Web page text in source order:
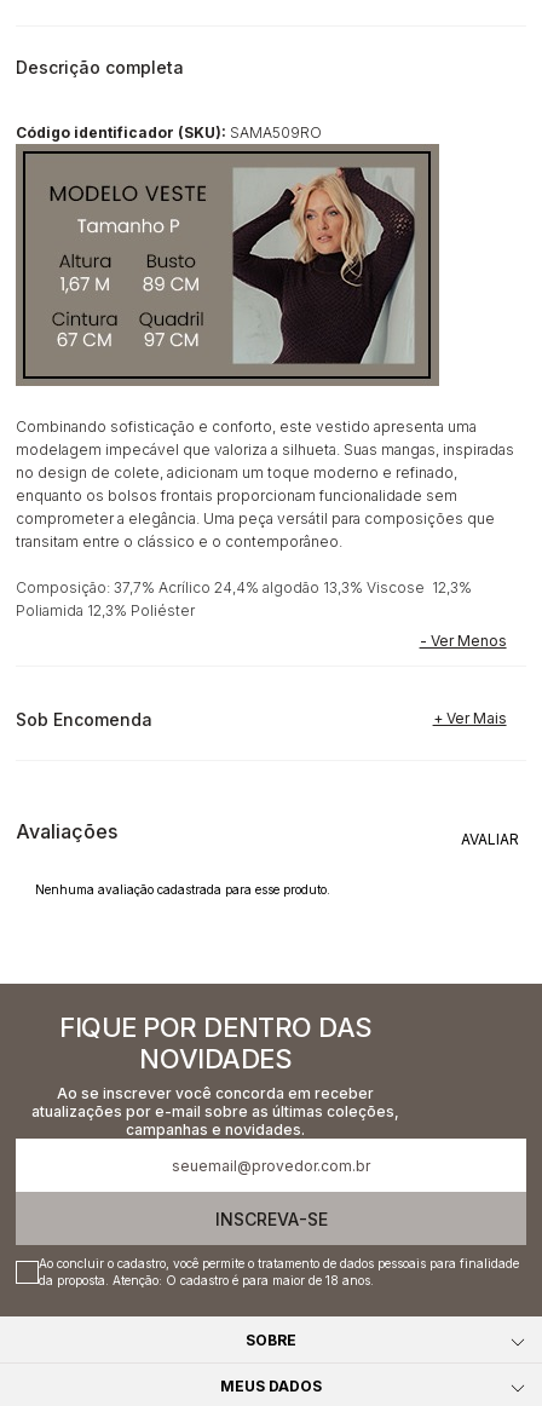
Descrição completa
Código identificador (SKU): SAMA509RO
Combinando sofisticação e conforto, este vestido apresenta uma
modelagem impecável que valoriza a silhueta. Suas mangas, inspiradas
no design de colete, adicionam um toque moderno e refinado,
enquanto os bolsos frontais proporcionam funcionalidade sem
comprometer a elegância. Uma peça versátil para composições que
transitam entre o clássico e o contemporâneo.
Composição: 37,7% Acrílico 24,4% algodão 13,3% Viscose 12,3%
Poliamida 12,3% Poliéster
Sob Encomenda
Avaliações
Nenhuma avaliação cadastrada para esse produto.
FIQUE POR DENTRO DAS
NOVIDADES
Ao se inscrever você concorda em receber
atualizações por e-mail sobre as últimas coleções,
campanhas e novidades.
INSCREVA-SE
Ao concluir o cadastro, você permite o tratamento de dados pessoais para finalidade
da proposta. Atenção: O cadastro é para maior de 18 anos.
SOBRE
MEUS DADOS